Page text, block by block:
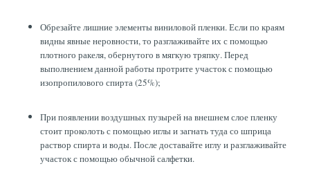
Обрезайте лишние элементы виниловой пленки. Если по краям
видны явные неровности, то разглаживайте их с помощью
плотного ракеля, обернутого в мягкую тряпку. Перед
выполнением данной работы протрите участок с помощью
изопропилового спирта (25%);
При появлении воздушных пузырей на внешнем слое пленку
стоит проколоть с помощью иглы и загнать туда со шприца
раствор спирта и воды. После доставайте иглу и разглаживайте
участок с помощью обычной салфетки.